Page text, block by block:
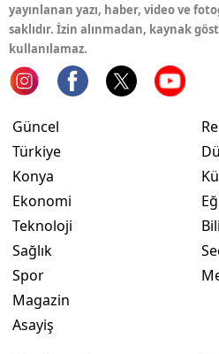
yayınlanan yazı, haber, video ve
saklıdır. İzin alınmadan, kaynak
kullanılamaz.
Güncel
Türkiye
Konya
Ekonomi
Teknoloji
Sağlık
Spor
Magazin
Asayiş